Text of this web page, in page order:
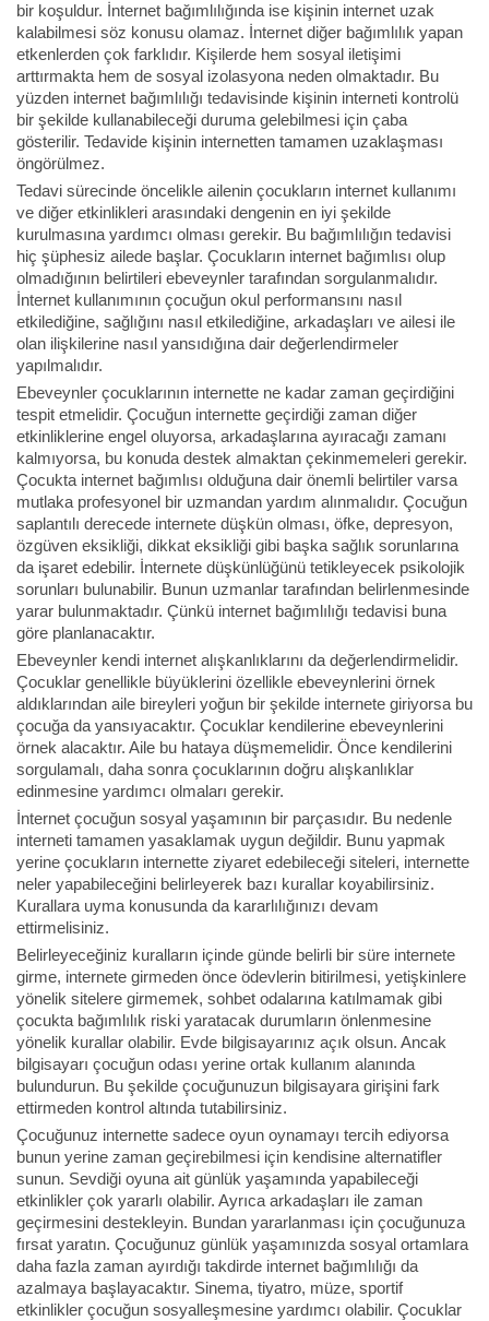
bir koşuldur. İnternet bağımlılığında ise kişinin internet uzak
kalabilmesi söz konusu olamaz. İnternet diğer bağımlılık yapan
etkenlerden çok farklıdır. Kişilerde hem sosyal iletişimi
arttırmakta hem de sosyal izolasyona neden olmaktadır. Bu
yüzden internet bağımlılığı tedavisinde kişinin interneti kontrolü
bir şekilde kullanabileceği duruma gelebilmesi için çaba
gösterilir. Tedavide kişinin internetten tamamen uzaklaşması
öngörülmez.
Tedavi sürecinde öncelikle ailenin çocukların internet kullanımı
ve diğer etkinlikleri arasındaki dengenin en iyi şekilde
kurulmasına yardımcı olması gerekir. Bu bağımlılığın tedavisi
hiç şüphesiz ailede başlar. Çocukların internet bağımlısı olup
olmadığının belirtileri ebeveynler tarafından sorgulanmalıdır.
İnternet kullanımının çocuğun okul performansını nasıl
etkilediğine, sağlığını nasıl etkilediğine, arkadaşları ve ailesi ile
olan ilişkilerine nasıl yansıdığına dair değerlendirmeler
yapılmalıdır.
Ebeveynler çocuklarının internette ne kadar zaman geçirdiğini
tespit etmelidir. Çocuğun internette geçirdiği zaman diğer
etkinliklerine engel oluyorsa, arkadaşlarına ayıracağı zamanı
kalmıyorsa, bu konuda destek almaktan çekinmemeleri gerekir.
Çocukta internet bağımlısı olduğuna dair önemli belirtiler varsa
mutlaka profesyonel bir uzmandan yardım alınmalıdır. Çocuğun
saplantılı derecede internete düşkün olması, öfke, depresyon,
özgüven eksikliği, dikkat eksikliği gibi başka sağlık sorunlarına
da işaret edebilir. İnternete düşkünlüğünü tetikleyecek psikolojik
sorunları bulunabilir. Bunun uzmanlar tarafından belirlenmesinde
yarar bulunmaktadır. Çünkü internet bağımlılığı tedavisi buna
göre planlanacaktır.
Ebeveynler kendi internet alışkanlıklarını da değerlendirmelidir.
Çocuklar genellikle büyüklerini özellikle ebeveynlerini örnek
aldıklarından aile bireyleri yoğun bir şekilde internete giriyorsa bu
çocuğa da yansıyacaktır. Çocuklar kendilerine ebeveynlerini
örnek alacaktır. Aile bu hataya düşmemelidir. Önce kendilerini
sorgulamalı, daha sonra çocuklarının doğru alışkanlıklar
edinmesine yardımcı olmaları gerekir.
İnternet çocuğun sosyal yaşamının bir parçasıdır. Bu nedenle
interneti tamamen yasaklamak uygun değildir. Bunu yapmak
yerine çocukların internette ziyaret edebileceği siteleri, internette
neler yapabileceğini belirleyerek bazı kurallar koyabilirsiniz.
Kurallara uyma konusunda da kararlılığınızı devam
ettirmelisiniz.
Belirleyeceğiniz kuralların içinde günde belirli bir süre internete
girme, internete girmeden önce ödevlerin bitirilmesi, yetişkinlere
yönelik sitelere girmemek, sohbet odalarına katılmamak gibi
çocukta bağımlılık riski yaratacak durumların önlenmesine
yönelik kurallar olabilir. Evde bilgisayarınız açık olsun. Ancak
bilgisayarı çocuğun odası yerine ortak kullanım alanında
bulundurun. Bu şekilde çocuğunuzun bilgisayara girişini fark
ettirmeden kontrol altında tutabilirsiniz.
Çocuğunuz internette sadece oyun oynamayı tercih ediyorsa
bunun yerine zaman geçirebilmesi için kendisine alternatifler
sunun. Sevdiği oyuna ait günlük yaşamında yapabileceği
etkinlikler çok yararlı olabilir. Ayrıca arkadaşları ile zaman
geçirmesini destekleyin. Bundan yararlanması için çocuğunuza
fırsat yaratın. Çocuğunuz günlük yaşamınızda sosyal ortamlara
daha fazla zaman ayırdığı takdirde internet bağımlılığı da
azalmaya başlayacaktır. Sinema, tiyatro, müze, sportif
etkinlikler çocuğun sosyalleşmesine yardımcı olabilir. Çocuklar